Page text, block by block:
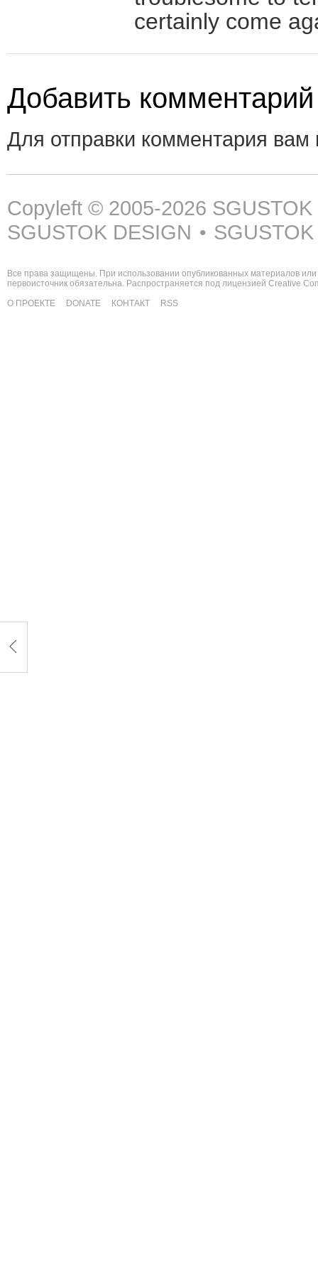
certainly come
Добавить комментарий
Для отправки комментария
Copyleft © 2005-2026
SGUSTOK DESIGN •
Все права защищены. При использовании опубликованных материалов
первоисточник обязательна. Распространяется под лицензией Creative
О ПРОЕКТЕ
DONATE КОНТАКТ RSS